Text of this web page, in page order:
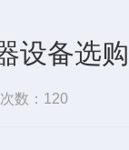
设备选
数：120